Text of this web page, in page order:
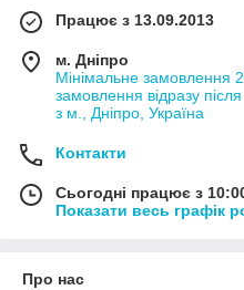
Працює з 13.09.2013
м. Дніпро
Мінімальне замовлення
замовлення відразу
з м., Дніпро, Україна
Контакти
Сьогодні працює з
Показати весь графік
Про нас